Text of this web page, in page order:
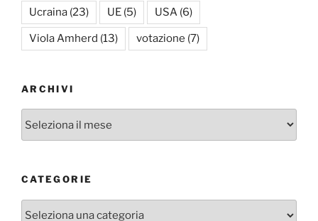
Ucraina (23) UE (5) USA (6)
Viola Amherd (13) votazione (7)
ARCHIVI
CATEGORIE
Categorie